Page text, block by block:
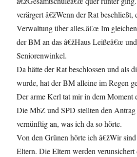
verärgert â€žWenn der Rat
Verwaltung über alles.â€œ Im
der BM an das â€žHaus Leißeâ€œ
Seniorenwinkel.
Da hätte der Rat beschlossen und als
wurde, hat der BM alleine im Regen
Der arme Kerl tat mir in dem Moment
Die MbZ und SPD stellten den Antrag
vernünftig an, was ich da so hörte.
Von den Grünen hörte ich â€žWir
Eltern. Die Eltern werden